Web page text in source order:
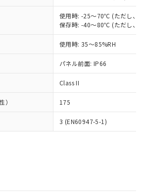
使用時: -25～70℃ (ただし、氷
保存時: -40～80℃ (ただし、氷
使用時: 35～85%RH
パネル前面: IP66
Class II
） 175
3 (EN60947-5-1)
納期状況および標準価格はお客
取引先、またはお客様担当のオ
制御機器販売店・当社販売員に
ン制御機器販売店や当社販売拠
販売ネットワーク
」をご確認
況および標準価格結果を当社の
承諾なく第三者に漏洩または開
いようお願いします。
ーツ機能（部品リスト作成サー
をご利用いただくには、I-Web
ービスに関するお客様との取
） 1000ppm以下、フタル酸ジブチル
以下、フタル酸ジイソブチル
令で産業用監視および制御機器に対する
く。
ル類の４物質については閾値を超える意
いことを確認しています。
切り替え状況などにより、予定
ことがあります。
、 PBDEs(ポリ臭化ジフェニルエーテ
、
ブチル) : 1000ppm、 DIBP(フタル酸ジ
、 BBP(フタル酸ブチルベンジ
ビス(2-エチルヘキシル)) : 1000ppm
害物質（10物質）のすべてが基
ることを示します。
常の使用状況下において有害物
漏えいし、環境に深刻な影響を
数を意味します。
規制貨物を破棄する場合は、完
砕するなど、違法に輸出されな
必要な手段を講じます。
貴社製品を、核兵器、ミサイ
学兵器、生物兵器またはその他
びにこれらの製造装置等に一切
、貴社製品を第三者に販売する
、上記1、2および3の内容を当
者に通知します。また当社は、
および販売に係わる関係者が違
出するおそれがある場合は、取
をいたしません。
一定数以上の在庫あり
一定数には満たないが在庫あり
在庫なし(最新の在庫状況につ
いては、お客様のお取引先、ま
たはお客様担当のオムロン制御
機器販売店・当社販売員にご確
受注生産機種、また在庫状況の
情報を公開していない機種